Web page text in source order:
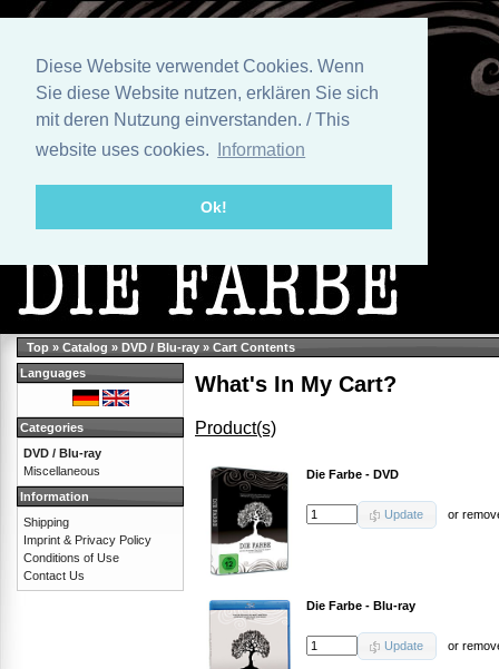
Diese Website verwendet Cookies. Wenn
Sie diese Website nutzen, erklären Sie sich
mit deren Nutzung einverstanden. / This
website uses cookies.
Information
Ok!
Top » Catalog » DVD / Blu-ray » Cart Contents
What's In My Cart?
Product(s)
Die Farbe - DVD
Update or
Die Farbe - Blu-ray
Update or
Languages
Categories
DVD / Blu-ray
Miscellaneous
Information
Shipping
Imprint & Privacy Policy
Conditions of Use
Contact Us